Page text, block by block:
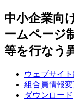
中小企業向
ームページ
等を行なう
ウェブサイ
組合員情報変
ダウンロード